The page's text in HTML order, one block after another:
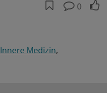
0
Innere Medizin